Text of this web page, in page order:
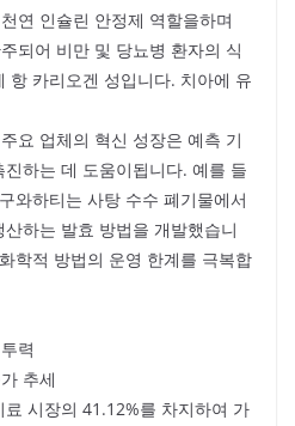
연 인슐린 안정제 역할을하며
되어 비만 및 당뇨병 환자의 식
항 카리오겐 성입니다. 치아에 유
요 업체의 혁신 성장은 예측 기
하는 데 도움이됩니다. 예를 들
와하티는 사탕 수수 폐기물에서
산하는 발효 방법을 개발했습니
학적 방법의 운영 한계를 극복합
력
추세
시장의 41.12%를 차지하여 가